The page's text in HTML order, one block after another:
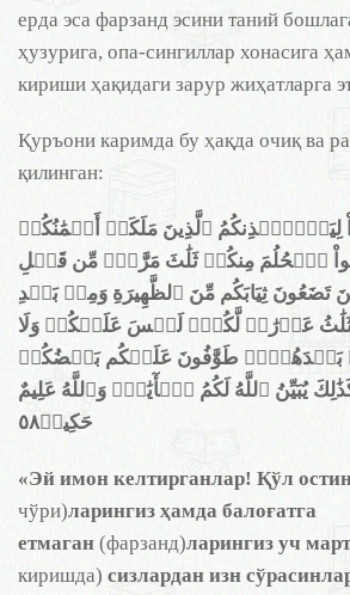
ерда эса фарзанд эсини таний
ҳузурига, опа-сингиллар хонасига
кириши ҳақидаги зарур жиҳатларга
Қуръони каримда бу ҳақда очиқ ва
қилинган:
لِيَسۡتَ‍ٔۡذِنكُمُ ٱلَّذِينَ مَلَكَتۡ أَيۡمَٰنُكُمۡ
ٱلۡحُلُمَ مِنكُمۡ ثَلَٰثَ مَرَّٰتٖۚ مِّن قَبۡلِ
ثِيَابَكُم مِّنَ ٱلظَّهِيرَةِ وَمِنۢ بَعۡدِ
عَوۡرَٰتٖ لَّكُمۡۚ لَيۡسَ عَلَيۡكُمۡ وَلَا
بَعۡدَهُنَّۚ طَوَّٰفُونَ عَلَيۡكُم بَعۡضُكُمۡ
يُبَيِّنُ ٱللَّهُ لَكُمُ ٱلۡأٓيَٰتِۗ وَٱللَّهُ عَلِيمٌ
حَكِيمٞ٥٨
«Эй имон келтирганлар! Қўл
чўри)ларингиз ҳамда балоғатга
етмаган (фарзанд)ларингиз уч
киришда) сизлардан изн